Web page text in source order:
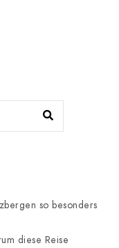
so besonders
diese Reise